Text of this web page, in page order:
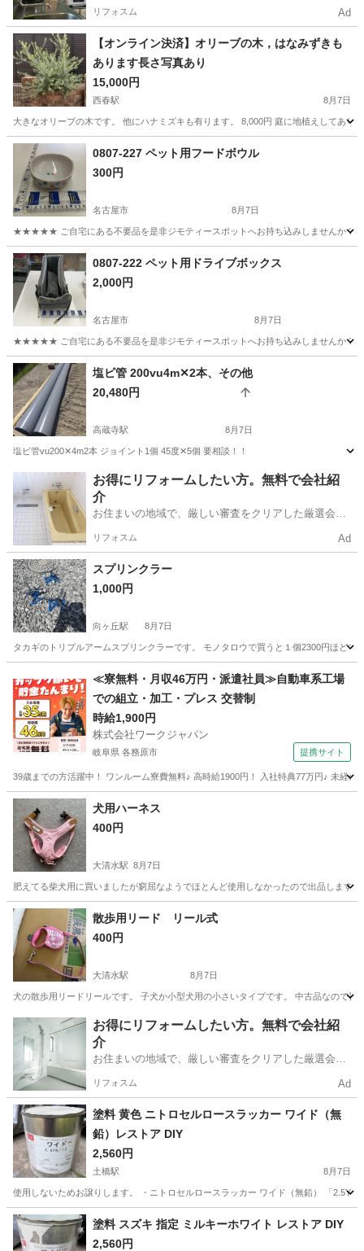
リフォスム Ad
【オンライン決済】オリーブの木，はなみずきも
あります長さ写真あり
15,000円
西春駅 8月7日
大きなオリーブの木です。 他にハナミズキも有ります。 8,000円 庭に地植えしてあ
愛知 北名古屋市 その他 オリーブの木
0807-227 ペット用フードボウル
300円
名古屋市 8月7日
★★★★★ ご自宅にある不要品を是非ジモティースポットへお持ち込みしませんか？
愛知 名古屋市 現地
0807-222 ペット用ドライブボックス
2,000円
名古屋市 8月7日
★★★★★ ご自宅にある不要品を是非ジモティースポットへお持ち込みしませんか？
愛知 名古屋市 その他
塩ビ管 200vu4m✕2本、その他
20,480円
高蔵寺駅 8月7日
塩ビ管vu200✕4m2本 ジョイント1個 45度✕5個 要相談！！
春日井市 高蔵寺駅 その他 塩ビ管
お得にリフォームしたい方。無料で会社紹
介
お住まいの地域で、厳しい審査をクリアした厳選会社
リフォスム Ad
スプリンクラー
1,000円
向ヶ丘駅 8月7日
タカギのトリプルアームスプリンクラーです。 モノタロウで買うと１個2300円ほど
向ヶ丘駅 その他 スプリンクラー
≪寮無料・月収46万円・派遣社員≫自動車系工場
での組立・加工・プレス 交替制
時給1,900円
株式会社ワークジャパン
岐阜県 各務原市 提携サイト
39歳までの方活躍中！ ワンルーム寮費無料♪ 高時給1900円！ 入社特典77万円♪ 未経
岐阜 各務原市 その他
犬用ハーネス
400円
大清水駅 8月7日
肥えてる柴犬用に買いましたが窮屈なようでほとんど使用しなかったので出品します
愛知 豊橋市 大清水駅 その他 ハーネス
散歩用リード リール式
400円
大清水駅 8月7日
犬の散歩用リードリールです。 子犬か小型犬用の小さいタイプです。 中古品なので神
愛知 豊橋市 大清水駅 その他 リール
お得にリフォームしたい方。無料で会社紹
介
お住まいの地域で、厳しい審査をクリアした厳選会社
リフォスム Ad
塗料 黄色 ニトロセルロースラッカー ワイド（無
鉛）レストア DIY
2,560円
土橋駅 8月7日
使用しないためお譲りします。 ・ニトロセルロースラッカー ワイド（無鉛） 「2.5Y
愛知 豊田市 土橋駅 その他
塗料 スズキ 指定 ミルキーホワイト レストア DIY
2,560円